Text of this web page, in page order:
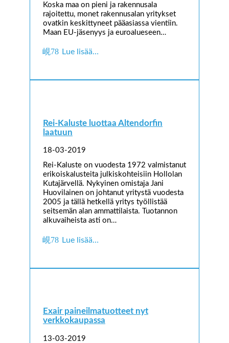
Koska maa on pieni ja rakennusala
rajoitettu, monet rakennusalan yritykset
ovatkin keskittyneet pääasiassa vientiin.
Maan EU-jäsenyys ja euroalueseen…
Lue lisää…
Rei-Kaluste luottaa Altendorfin
laatuun
18-03-2019
Rei-Kaluste on vuodesta 1972 valmistanut
erikoiskalusteita julkiskohteisiin Hollolan
Kutajärvellä. Nykyinen omistaja Jani
Huovilainen on johtanut yritystä vuodesta
2005 ja tällä hetkellä yritys työllistää
seitsemän alan ammattilaista. Tuotannon
alkuvaiheista asti on…
Lue lisää…
Exair paineilmatuotteet nyt
verkkokaupassa
13-03-2019